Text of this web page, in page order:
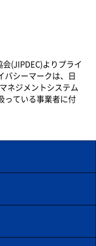
(JIPDEC)よりプライ
バシーマークは、日
ネジメントシステム
っている事業者に付